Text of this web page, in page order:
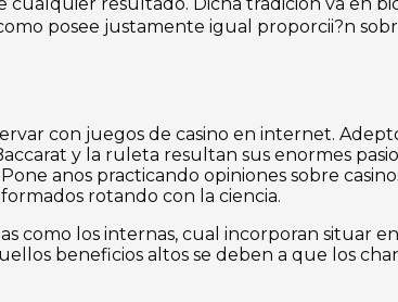
posee justamente igual proporcii?n
con juegos de casino en internet.
y la ruleta resultan sus enormes
anos practicando opiniones sobre
rotando con la ciencia.
como los internas, cual incorporan situar
beneficios altos se deben a que los